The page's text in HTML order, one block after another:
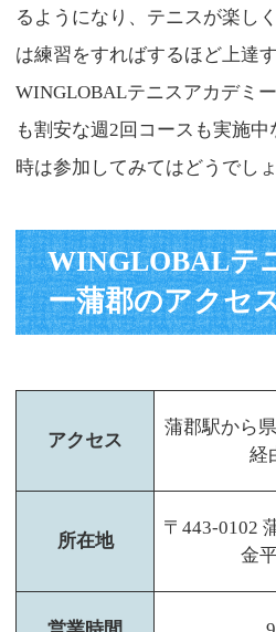
るようになり、テニスが楽し
は練習をすればするほど上達
WINGLOBALテニスアカデミ
も割安な週2回コースも実施
時は参加してみてはどうでし
WINGLOBALテ
ー蒲郡のアクセ
アクセス
蒲郡駅から
経
所在地
〒443-0102
金